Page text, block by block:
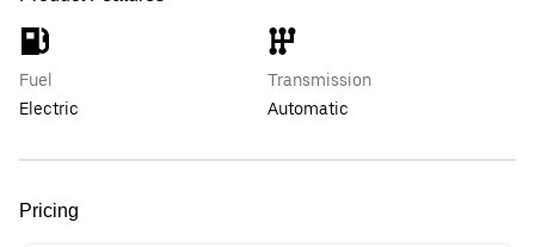
Fuel
Electric
Transmission
Automatic
Pricing